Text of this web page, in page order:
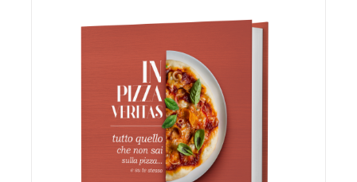
AGGIUNGI AL CARRELLO /